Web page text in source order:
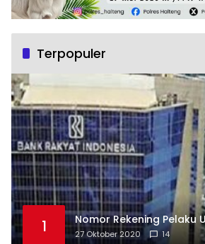
Terpopuler
1 Nomor Rekening Pelaku
27 Oktober 2020 14